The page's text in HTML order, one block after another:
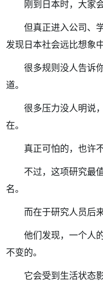
刚到日本时，大家
但真正进入公司、
发现日本社会远比想象
很多规则没人告诉
道。
很多压力没人明说
在。
真正可怕的，也许
不过，这项研究最
名。
而在于研究人员后
他们发现，一个人
不变的。
它会受到生活状态影